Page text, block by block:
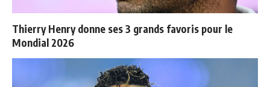
Thierry Henry donne ses 3 grands favoris pour le
Mondial 2026